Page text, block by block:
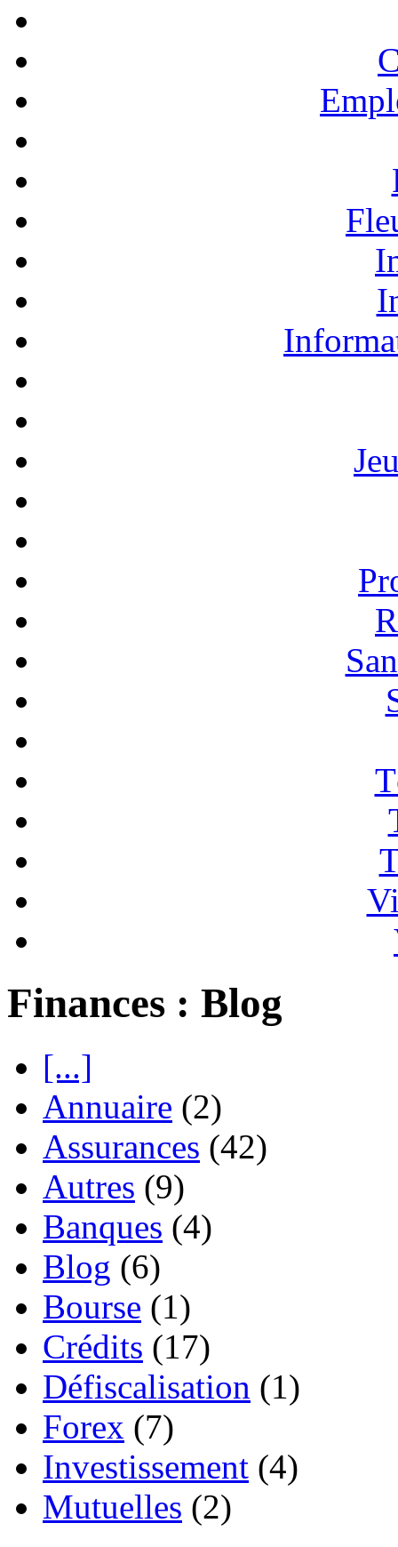
Finances : Blog
[...]
Annuaire (2)
Assurances (42)
Autres (9)
Banques (4)
Blog (6)
Bourse (1)
Crédits (17)
Défiscalisation (1)
Forex (7)
Investissement (4)
Mutuelles (2)